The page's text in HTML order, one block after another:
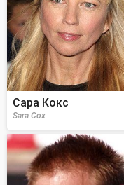
Сара Кокс
Sara Cox